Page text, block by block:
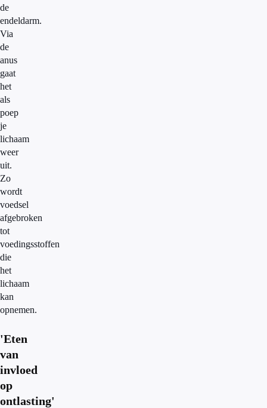
de
endeldarm.
Via
de
anus
gaat
het
als
poep
je
lichaam
weer
uit.
Zo
wordt
voedsel
afgebroken
tot
voedingsstoffen
die
het
lichaam
kan
opnemen.
'Eten
van
invloed
op
ontlasting'